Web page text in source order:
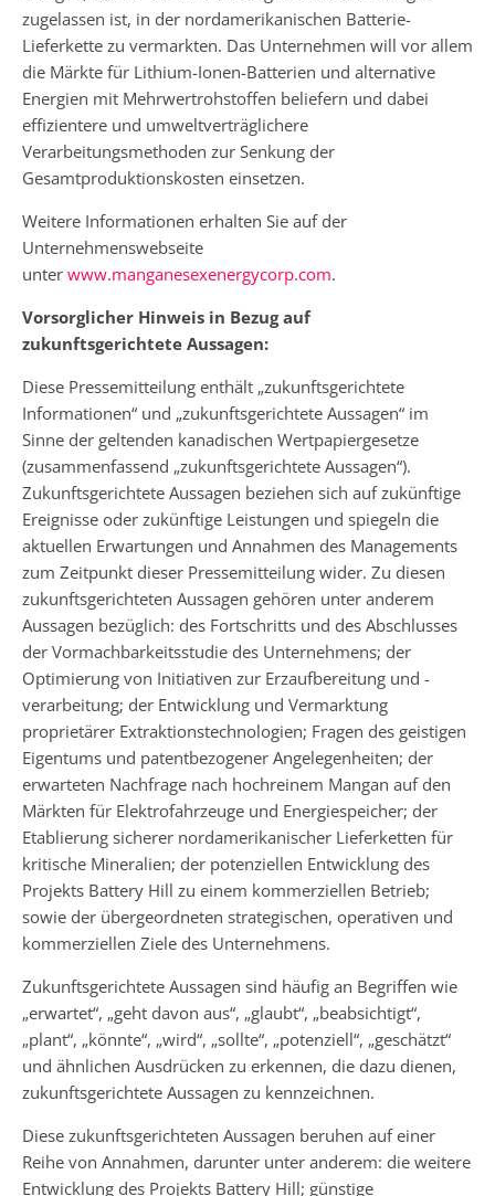
zugelassen ist, in der nordamerikanischen Batterie-
Lieferkette zu vermarkten. Das Unternehmen will vor allem
die Märkte für Lithium-Ionen-Batterien und alternative
Energien mit Mehrwertrohstoffen beliefern und dabei
effizientere und umweltverträglichere
Verarbeitungsmethoden zur Senkung der
Gesamtproduktionskosten einsetzen.
Weitere Informationen erhalten Sie auf der
Unternehmenswebseite
unter www.manganesexenergycorp.com.
Vorsorglicher Hinweis in Bezug auf
zukunftsgerichtete Aussagen:
Diese Pressemitteilung enthält „zukunftsgerichtete
Informationen“ und „zukunftsgerichtete Aussagen“ im
Sinne der geltenden kanadischen Wertpapiergesetze
(zusammenfassend „zukunftsgerichtete Aussagen“).
Zukunftsgerichtete Aussagen beziehen sich auf zukünftige
Ereignisse oder zukünftige Leistungen und spiegeln die
aktuellen Erwartungen und Annahmen des Managements
zum Zeitpunkt dieser Pressemitteilung wider. Zu diesen
zukunftsgerichteten Aussagen gehören unter anderem
Aussagen bezüglich: des Fortschritts und des Abschlusses
der Vormachbarkeitsstudie des Unternehmens; der
Optimierung von Initiativen zur Erzaufbereitung und -
verarbeitung; der Entwicklung und Vermarktung
proprietärer Extraktionstechnologien; Fragen des geistigen
Eigentums und patentbezogener Angelegenheiten; der
erwarteten Nachfrage nach hochreinem Mangan auf den
Märkten für Elektrofahrzeuge und Energiespeicher; der
Etablierung sicherer nordamerikanischer Lieferketten für
kritische Mineralien; der potenziellen Entwicklung des
Projekts Battery Hill zu einem kommerziellen Betrieb;
sowie der übergeordneten strategischen, operativen und
kommerziellen Ziele des Unternehmens.
Zukunftsgerichtete Aussagen sind häufig an Begriffen wie
„erwartet“, „geht davon aus“, „glaubt“, „beabsichtigt“,
„plant“, „könnte“, „wird“, „sollte“, „potenziell“, „geschätzt“
und ähnlichen Ausdrücken zu erkennen, die dazu dienen,
zukunftsgerichtete Aussagen zu kennzeichnen.
Diese zukunftsgerichteten Aussagen beruhen auf einer
Reihe von Annahmen, darunter unter anderem: die weitere
Entwicklung des Projekts Battery Hill; günstige